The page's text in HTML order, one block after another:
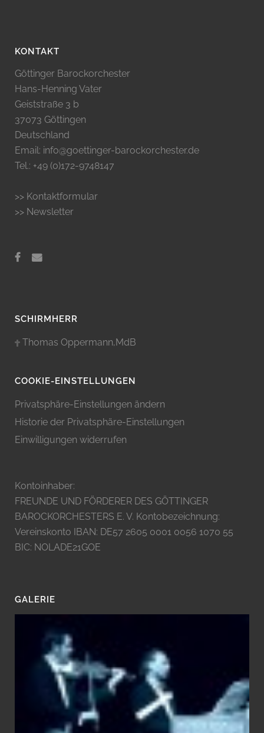
KONTAKT
Göttinger Barockorchester
Hans-Henning Vater
Geiststraße 3 b
37073 Göttingen
Deutschland
Email: info@goettinger-barockorchester.de
Tel.: +49 (0)172-9748147
>> Kontaktformular
>> Newsletter
SCHIRMHERR
Thomas Oppermann,MdB
COOKIE-EINSTELLUNGEN
Privatsphäre-Einstellungen ändern
Historie der Privatsphäre-Einstellungen
Einwilligungen widerrufen
Kontoinhaber:
FREUNDE UND FÖRDERER DES GÖTTINGER
BAROCKORCHESTERS E. V. Kontobezeichnung:
Vereinskonto IBAN: DE57 2605 0001 0056 1070 55
BIC: NOLADE21GOE
GALERIE